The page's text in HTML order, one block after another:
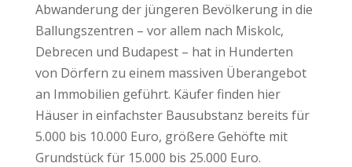
Abwanderung der jüngeren Bevölkerung in die
Ballungszentren – vor allem nach Miskolc,
Debrecen und Budapest – hat in Hunderten
von Dörfern zu einem massiven Überangebot
an Immobilien geführt. Käufer finden hier
Häuser in einfachster Bausubstanz bereits für
5.000 bis 10.000 Euro, größere Gehöfte mit
Grundstück für 15.000 bis 25.000 Euro.